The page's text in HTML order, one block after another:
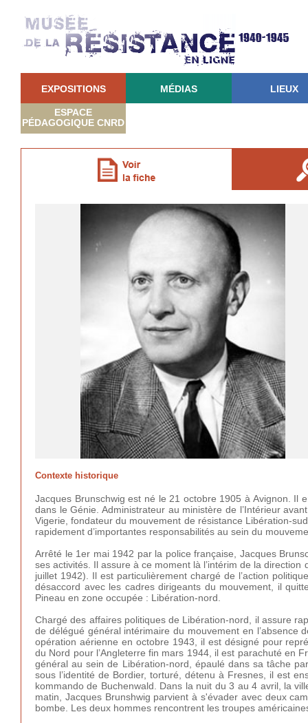
EXPOSITIONS MÉDIAS LIEUX
ESPACE
PÉDAGOGIQUE CNRD
Contexte historique
Jacques Brunschwig est né le 21 octobre 1905 à Avignon. Il
dans le Génie. Administrateur au ministère de l’Intérieur
Vigerie, fondateur du mouvement de résistance Libération-
rapidement d’importantes responsabilités au sein du
Arrêté le 1er mai 1942 par la police française, Jacques
ses activités. Il assure à ce moment là l’intérim de la direction
juillet 1942). Il est particulièrement chargé de l’action
désaccord avec les cadres dirigeants du mouvement, il
Pineau en zone occupée : Libération-nord.
Chargé des affaires politiques de Libération-nord, il assure
de délégué général intérimaire du mouvement en
opération aérienne en octobre 1943, il est désigné pour
du Nord pour l’Angleterre fin mars 1944, il est parachuté en
général au sein de Libération-nord, épaulé dans sa tâche
sous l’identité de Bordier, torturé, détenu à Fresnes, il est
kommando de Buchenwald. Dans la nuit du 3 au 4 avril, la
matin, Jacques Brunshwig parvient à s'évader avec deux
bombe. Les deux hommes rencontrent les troupes